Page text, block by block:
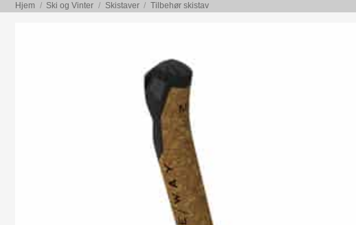
Hjem / Ski og Vinter / Skistaver / Tilbehør skistav